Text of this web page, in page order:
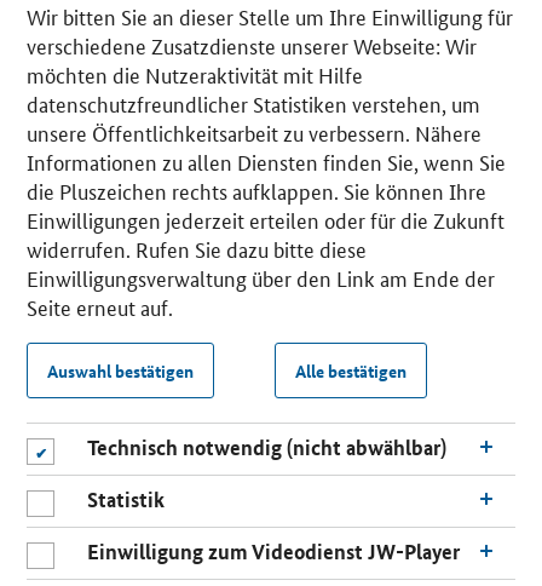
Wir bitten Sie an dieser Stelle um Ihre Einwilligung für
verschiedene Zusatzdienste unserer Webseite: Wir
möchten die Nutzeraktivität mit Hilfe
datenschutzfreundlicher Statistiken verstehen, um
unsere Öffentlichkeitsarbeit zu verbessern. Nähere
Informationen zu allen Diensten finden Sie, wenn Sie
die Pluszeichen rechts aufklappen. Sie können Ihre
Einwilligungen jederzeit erteilen oder für die Zukunft
widerrufen. Rufen Sie dazu bitte diese
Einwilligungsverwaltung über den Link am Ende der
Seite erneut auf.
Auswahl bestätigen Alle bestätigen
Technisch notwendig (nicht abwählbar)
Statistik
Einwilligung zum Videodienst JW-Player